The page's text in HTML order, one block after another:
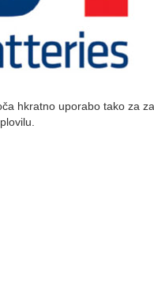
hkratno uporabo tako za